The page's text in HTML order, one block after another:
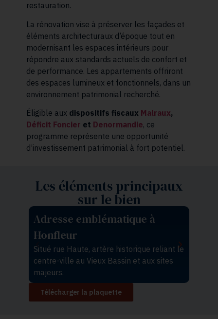
restauration.
La rénovation vise à préserver les façades et
éléments architecturaux d’époque tout en
modernisant les espaces intérieurs pour
répondre aux standards actuels de confort et
de performance. Les appartements offriront
des espaces lumineux et fonctionnels, dans un
environnement patrimonial recherché.
Éligible aux dispositifs fiscaux Malraux,
Déficit Foncier et Denormandie, ce
programme représente une opportunité
d’investissement patrimonial à fort potentiel.
Les éléments principaux
sur le bien
Adresse emblématique à
Honfleur
Situé rue Haute, artère historique reliant le
centre-ville au Vieux Bassin et aux sites
majeurs.
Télécharger la plaquette